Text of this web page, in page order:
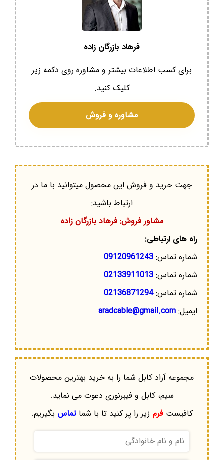
فرهاد بازرگان زاده
برای کسب اطلاعات بیشتر و مشاوره روی دکمه زیر
کلیک کنید.
مشاوره و فروش
جهت خرید و فروش این محصول میتوانید با ما در
ارتباط باشید:
مشاور فروش: فرهاد بازرگان زاده
راه های ارتباطی:
شماره تماس: 09120961243
شماره تماس: 02133911013
شماره تماس:02136871294
ایمیل: aradcable@gmail.com
مجموعه آراد کابل شما را به خرید بهترین محصولات
سیم، کابل و فیبرنوری دعوت می نماید.
کافیستفرم زیر را پر کنید تا با شماتماس بگیریم.